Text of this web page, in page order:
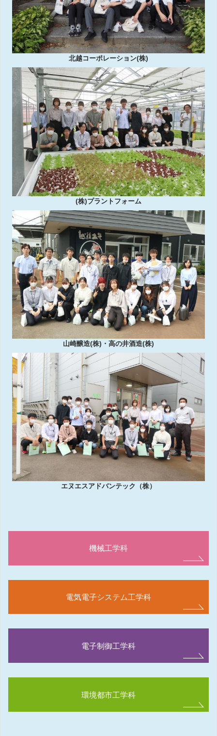
北越コーポレーション(株)
(株)プラントフォーム
山崎醸造(株)・高の井酒造(株)
エヌエスアドバンテック（株）
機械工学科
電気電子システム工学科
電子制御工学科
環境都市工学科